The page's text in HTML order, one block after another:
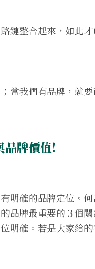
鏈整合起來，如此
當我們有品牌，就
品牌價值!
明確的品牌定位。
品牌最重要的３個
明確。若是大家給